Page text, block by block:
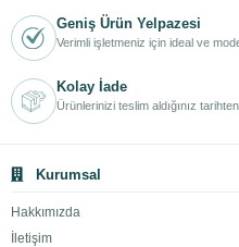
Geniş Ürün Yelpazesi
Verimli işletmeniz için ideal ve
Kolay İade
Ürünlerinizi teslim aldığınız
Kurumsal
Hakkımızda
İletişim